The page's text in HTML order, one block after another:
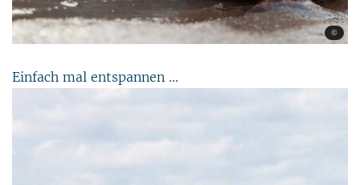
©
Einfach mal entspannen ...